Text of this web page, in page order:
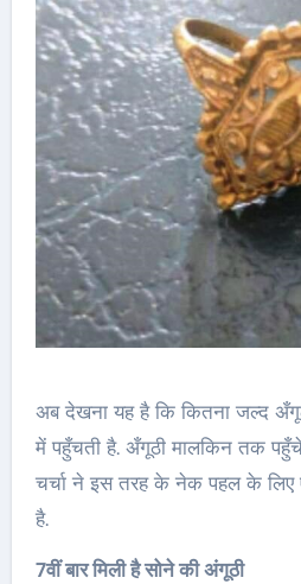
अब देखना यह है कि कितना जल्द
में पहुँचती है. अँगूठी मालकिन तक
चर्चा ने इस तरह के नेक पहल के लिए
है.
7वीं बार मिली है सोने की अंगूठी